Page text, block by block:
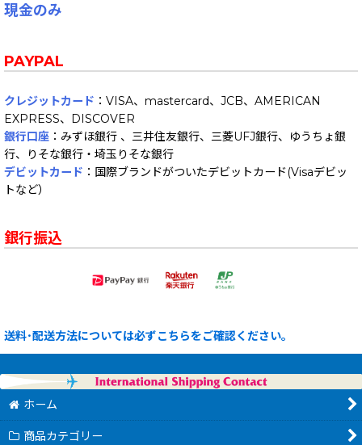
現金のみ
PAYPAL
クレジットカード ：VISA、mastercard、JCB、AMERICAN
EXPRESS、DISCOVER
銀行口座 ：みずほ銀行 、三井住友銀行、三菱UFJ銀行、ゆうちょ銀
行、りそな銀行・埼玉りそな銀行
デビットカード ：国際ブランドがついたデビットカード(Visaデビッ
トなど）
銀行振込
送料･配送方法については必ずこちらをご確認ください。
ホーム
商品カテゴリー